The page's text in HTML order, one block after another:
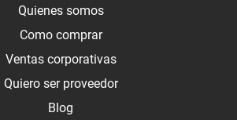
Quienes somos
Como comprar
Ventas corporativas
Quiero ser proveedor
Blog